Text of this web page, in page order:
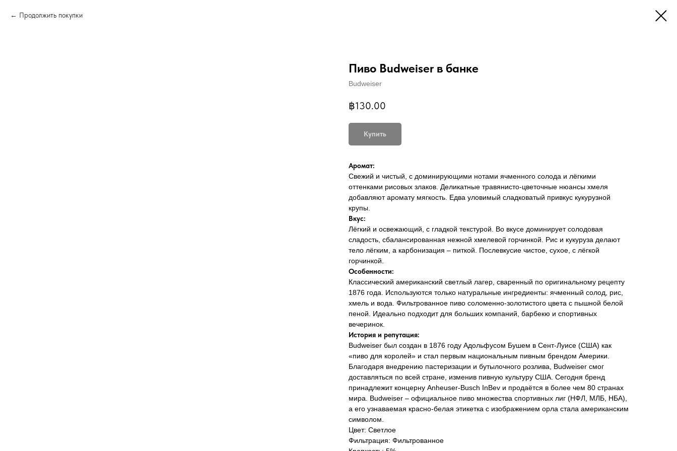
Продолжить покупки
Пиво Budweiser в банке
Budweiser
฿130.00
Купить
Аромат:
Свежий и чистый, с доминирующими нотами ячменного солода и лёгкими
оттенками рисовых злаков. Деликатные травянисто-цветочные нюансы хмеля
добавляют аромату мягкость. Едва уловимый сладковатый привкус кукурузной
крупы.
Вкус:
Лёгкий и освежающий, с гладкой текстурой. Во вкусе доминирует солодовая
сладость, сбалансированная нежной хмелевой горчинкой. Рис и кукуруза делают
тело лёгким, а карбонизация – питкой. Послевкусие чистое, сухое, с лёгкой
горчинкой.
Особенности:
Классический американский светлый лагер, сваренный по оригинальному рецепту
1876 года. Используются только натуральные ингредиенты: ячменный солод, рис,
хмель и вода. Фильтрованное пиво соломенно-золотистого цвета с пышной белой
пеной. Идеально подходит для больших компаний, барбекю и спортивных
вечеринок.
История и репутация:
Budweiser был создан в 1876 году Адольфусом Бушем в Сент-Луисе (США) как
«пиво для королей» и стал первым национальным пивным брендом Америки.
Благодаря внедрению пастеризации и бутылочного розлива, Budweiser смог
доставляться по всей стране, изменив пивную культуру США. Сегодня бренд
принадлежит концерну Anheuser-Busch InBev и продаётся в более чем 80 странах
мира. Budweiser – официальное пиво множества спортивных лиг (НФЛ, МЛБ, НБА),
а его узнаваемая красно-белая этикетка с изображением орла стала американским
символом.
Цвет: Светлое
Фильтрация: Фильтрованное